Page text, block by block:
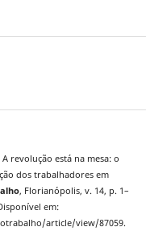
A revolução está na mesa: o
dos trabalhadores em
, Florianópolis, v. 14, p. 1–
em:
article/view/87059.